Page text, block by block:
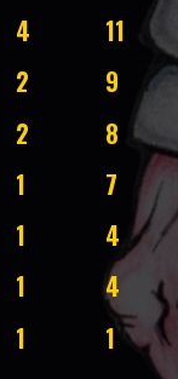
4
11
2
9
2
8
1
7
1
4
1
4
1 1